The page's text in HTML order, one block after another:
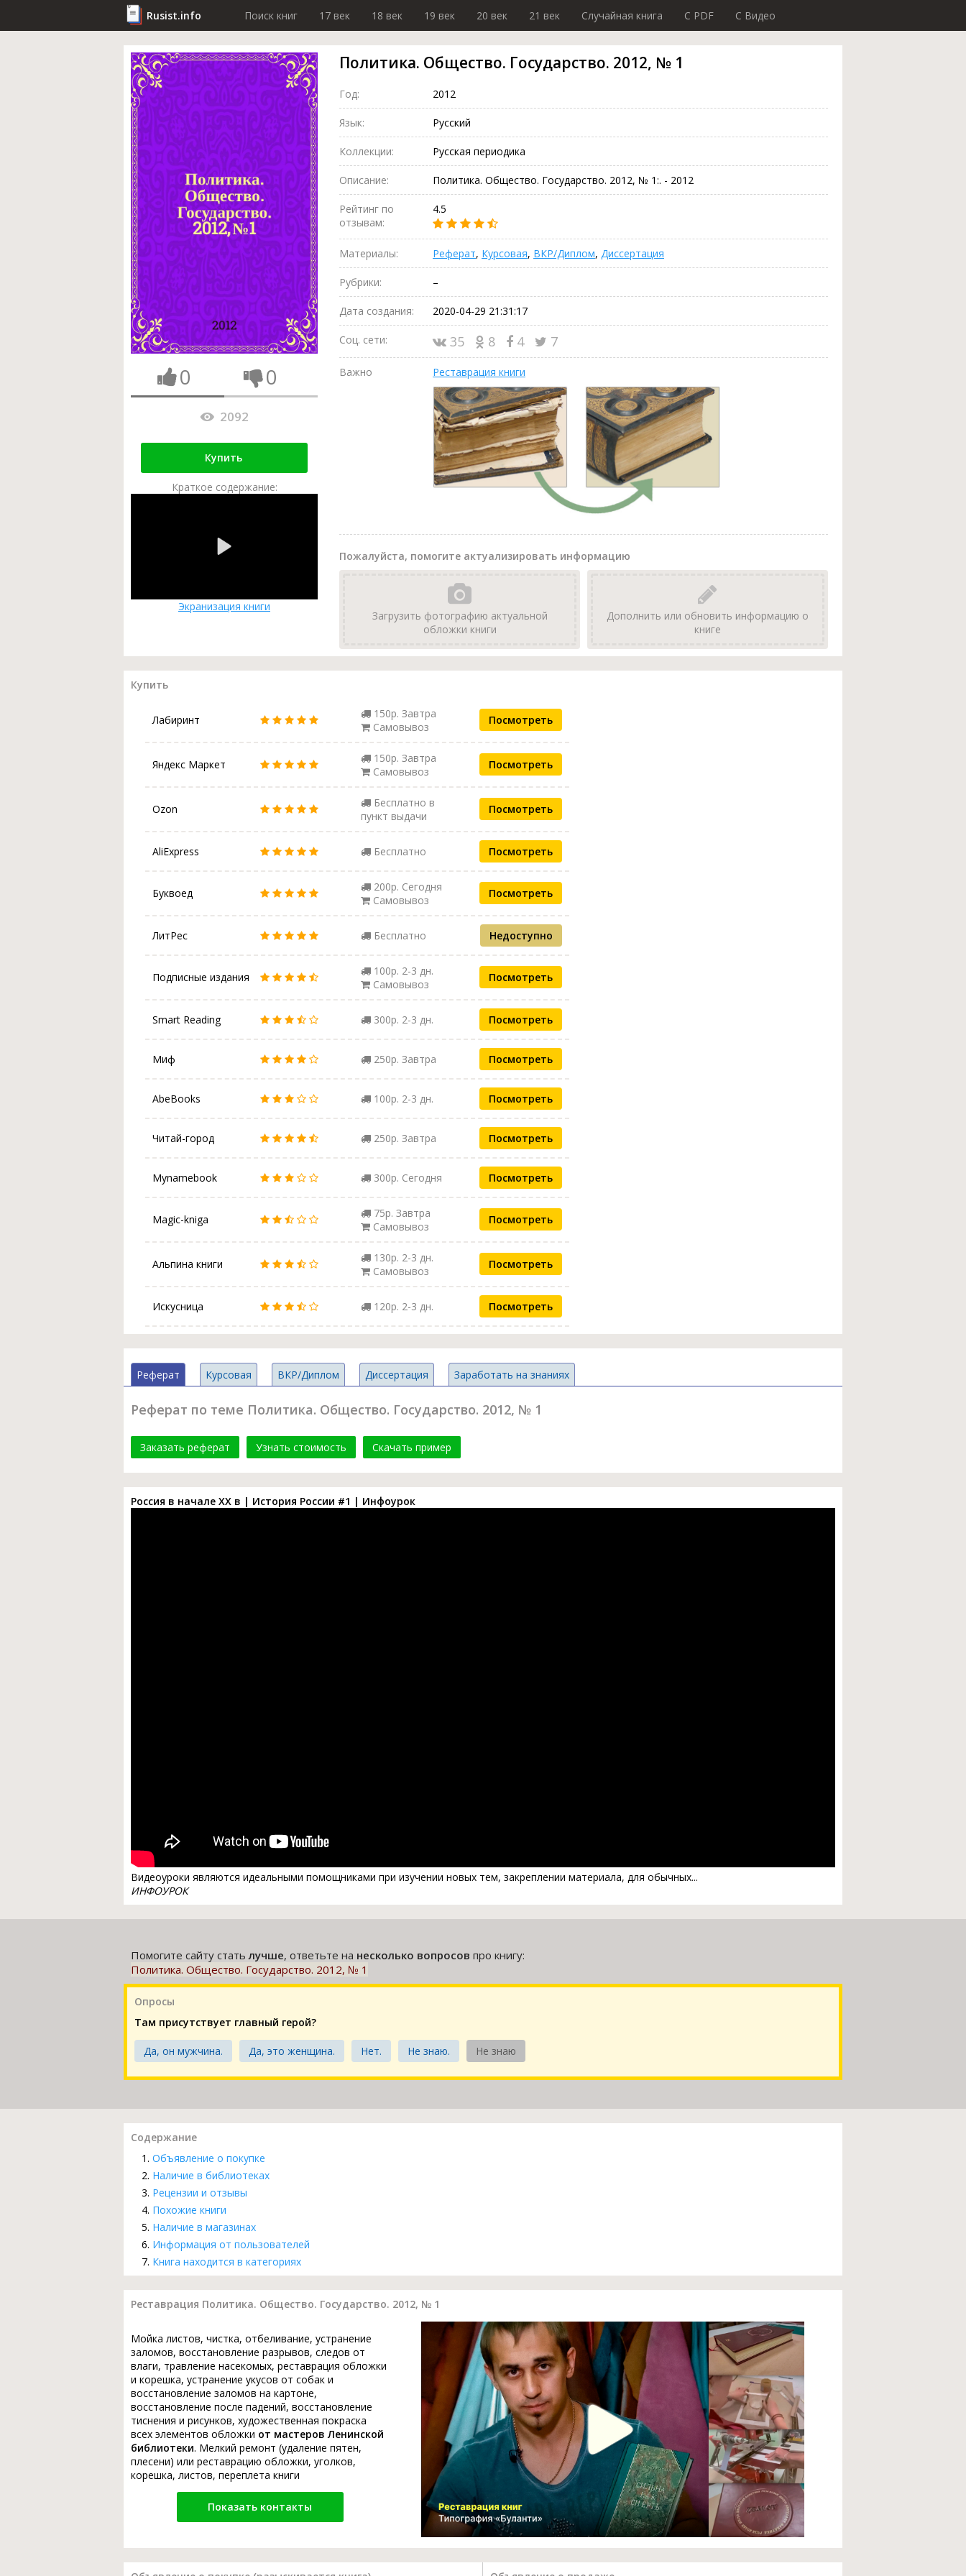
Rusist.info Поиск книг 17 век 18 век 19 век 20 век 21 век Случайная книга C PDF C Видео
0 0
2092
Купить
Краткое содержание:
Экранизация книги
Политика. Общество. Государство. 2012, № 1
Год: 2012
Язык: Русский
Коллекции: Русская периодика
Описание: Политика. Общество. Государство. 2012, № 1:. - 2012
Рейтинг по
отзывам:
4.5
Материалы: Реферат, Курсовая, ВКР/Диплом, Диссертация
Рубрики: –
Дата создания: 2020-04-29 21:31:17
Соц. сети: 35 8 4 7
Важно Реставрация книги
Пожалуйста, помогите актуализировать информацию
Загрузить фотографию актуальной
обложки книги
Дополнить или обновить информацию о
книге
Купить
Лабиринт
150р. Завтра
Самовывоз
Посмотреть
Яндекс Маркет
150р. Завтра
Самовывоз
Посмотреть
Ozon
Бесплатно в
пункт выдачи
Посмотреть
AliExpress Бесплатно Посмотреть
Буквоед
200р. Сегодня
Самовывоз
Посмотреть
ЛитРес Бесплатно Недоступно
Подписные издания
100р. 2-3 дн.
Самовывоз
Посмотреть
Smart Reading 300р. 2-3 дн. Посмотреть
Миф 250р. Завтра Посмотреть
AbeBooks 100р. 2-3 дн. Посмотреть
Читай-город 250р. Завтра Посмотреть
Mynamebook 300р. Сегодня Посмотреть
Magic-kniga
75р. Завтра
Самовывоз
Посмотреть
Альпина книги
130р. 2-3 дн.
Самовывоз
Посмотреть
Искусница 120р. 2-3 дн. Посмотреть
Реферат Курсовая ВКР/Диплом Диссертация Заработать на знаниях
Реферат по теме Политика. Общество. Государство. 2012, № 1
Заказать реферат Узнать стоимость Скачать пример
Россия в начале XX в | История России #1 | Инфоурок
Видеоуроки являются идеальными помощниками при изучении новых тем, закреплении материала, для обычных...
ИНФОУРОК
Помогите сайту статьлучше, ответьте на несколько вопросов про книгу:
Политика. Общество. Государство. 2012, № 1
Опросы
Там присутствует главный герой?
Да, он мужчина. Да, это женщина. Нет. Не знаю. Не знаю
Содержание
Объявление о покупке
Наличие в библиотеках
Рецензии и отзывы
Похожие книги
Наличие в магазинах
Информация от пользователей
Книга находится в категориях
Реставрация Политика. Общество. Государство. 2012, № 1
Мойка листов, чистка, отбеливание, устранение
заломов, восстановление разрывов, следов от
влаги, травление насекомых, реставрация обложки
и корешка, устранение укусов от собак и
восстановление заломов на картоне,
восстановление после падений, восстановление
тиснения и рисунков, художественная покраска
всех элементов обложки от мастеров Ленинской
библиотеки. Мелкий ремонт (удаление пятен,
плесени) или реставрацию обложки, уголков,
корешка, листов, переплета книги
Показать контакты